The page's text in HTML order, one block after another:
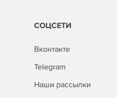
СОЦСЕТИ
Вконтакте
Telegram
Наши рассылки